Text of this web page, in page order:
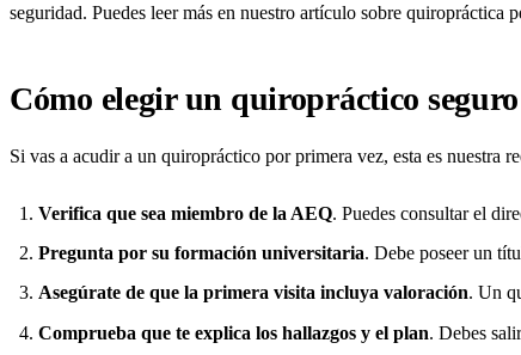
seguridad. Puedes leer más en nuestro artículo sobre quiropráctica
Cómo elegir un quiropráctico
Si vas a acudir a un quiropráctico por primera vez, esta es nuestra
Verifica que sea miembro de la AEQ. Puedes consultar el
Pregunta por su formación universitaria. Debe poseer un
Asegúrate de que la primera visita incluya valoración. Un
Comprueba que te explica los hallazgos y el plan. Debes